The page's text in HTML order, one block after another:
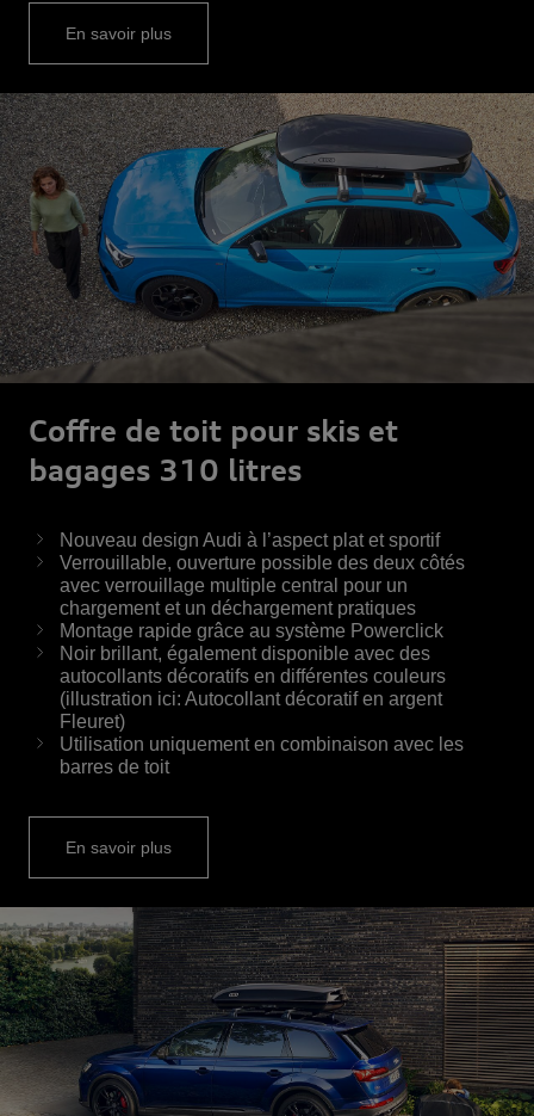
En savoir plus
Coffre de toit pour skis et
bagages 310 litres
Nouveau design Audi à l’aspect plat et sportif
Verrouillable, ouverture possible des deux côtés
avec verrouillage multiple central pour un
chargement et un déchargement pratiques
Montage rapide grâce au système Powerclick
Noir brillant, également disponible avec des
autocollants décoratifs en différentes couleurs
(illustration ici: Autocollant décoratif en argent
Fleuret)
Utilisation uniquement en combinaison avec les
barres de toit
En savoir plus